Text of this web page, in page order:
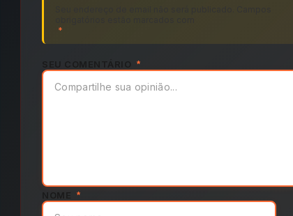
*
*
*